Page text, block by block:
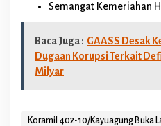
Semangat Kemeriahan
Baca Juga : GAASS Desak
Dugaan Korupsi Terkait
Milyar
Koramil 402-10/Kayuagung Buka